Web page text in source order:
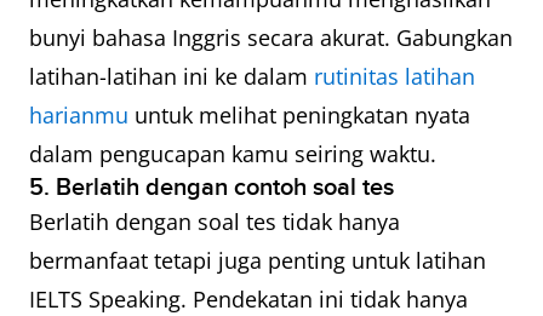
bunyi bahasa Inggris secara akurat. Gabungkan
latihan-latihan ini ke dalam rutinitas latihan
harianmu untuk melihat peningkatan nyata
dalam pengucapan kamu seiring waktu.
5. Berlatih dengan contoh soal tes
Berlatih dengan soal tes tidak hanya
bermanfaat tetapi juga penting untuk latihan
IELTS Speaking. Pendekatan ini tidak hanya